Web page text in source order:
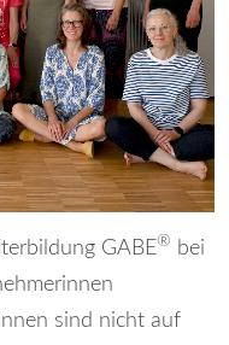
GABE® bei
sind nicht auf